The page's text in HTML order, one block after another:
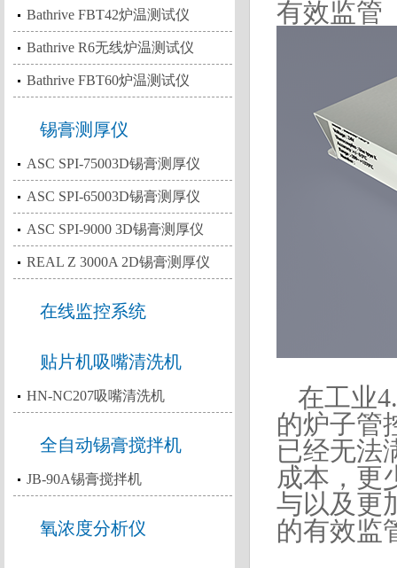
Bathrive FBT42炉温测试仪
Bathrive R6无线炉温测试仪
Bathrive FBT60炉温测试仪
锡膏测厚仪
ASC SPI-75003D锡膏测厚仪
ASC SPI-65003D锡膏测厚仪
ASC SPI-9000 3D锡膏测厚仪
REAL Z 3000A 2D锡膏测厚仪
在线监控系统
贴片机吸嘴清洗机
HN-NC207吸嘴清洗机
全自动锡膏搅拌机
JB-90A锡膏搅拌机
氧浓度分析仪
有效监管
在工业
的炉子管
已经无法
成本，更
与以及更
的有效监